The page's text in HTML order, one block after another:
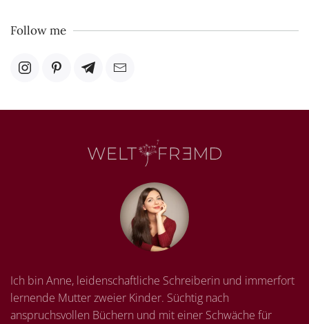
Follow me
Ich bin Anne, leidenschaftliche Schreiberin und immerfort
lernende Mutter zweier Kinder. Süchtig nach
anspruchsvollen Büchern und mit einer Schwäche für